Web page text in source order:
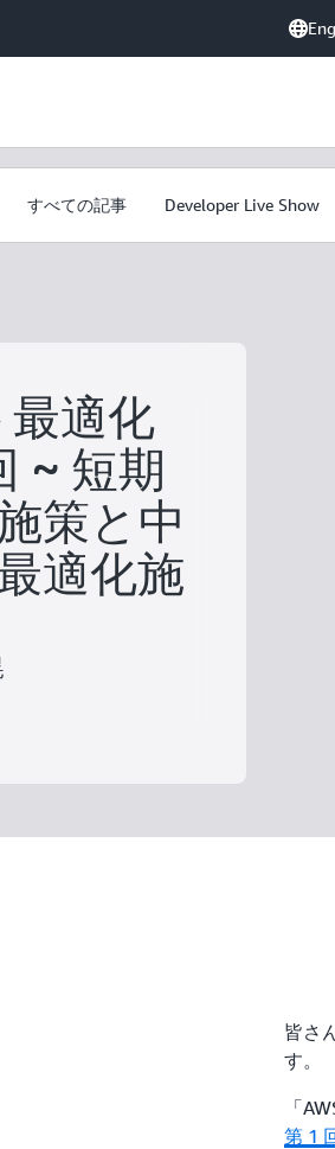
すべての記事 Developer Live Show
最適化
~ 短期
策と中
適化施
皆さ
す。
「
第 1